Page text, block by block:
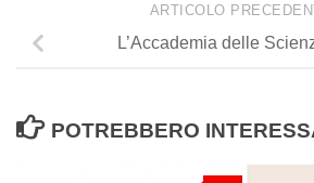
ARTICOLO
L’Accademia delle
POTREBBERO